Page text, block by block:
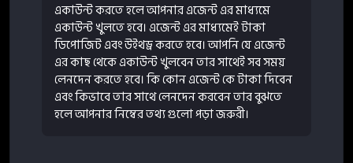
একাউন্ট করতে হলে আপনার এজেন্ট এর মাধ্যমে
একাউন্ট খুলতে হবে। এজেন্ট এর মাধ্যমেই টাকা
ডিপোজিট এবং উইথড্র করতে হবে। আপনি যে এজেন্ট
এর কাছ থেকে একাউন্ট খুলবেন তার সাথেই সব সময়
লেনদেন করতে হবে। কি কোন এজেন্ট কে টাকা দিবেন
এবং কিভাবে তার সাথে লেনদেন করবেন তার বুঝতে
হলে আপনার নিম্বের তথ্য গুলো পড়া জরুরী।